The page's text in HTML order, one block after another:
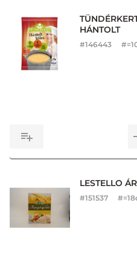
HÁNTOLT
#146443
LESTELLO
#151537